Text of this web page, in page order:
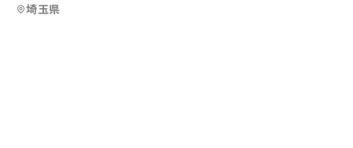
埼玉県